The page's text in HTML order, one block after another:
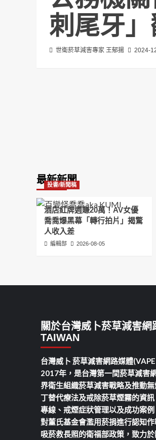
刺尾牙
世衛菸草減害專家 王郁揚 2024-
最新新聞
投書/新聞稿
酒店紅牌週賺20萬！AV女優
喬喬爆黑幕「轉行拍片」揭驚
人收入差
編輯部 2026-08-05
關於台灣威卜菸草減害網
TAIWAN
台灣威卜 菸草減害網路媒體
2017年，是台灣第一間菸草減害
界衛生組織菸草減害戰略及推動
丁替代療法及戒除菸草煙霧的資
專線、戒煙症狀管理以及成功案
對董氏基金會濫用菸捐進行認知
吸菸救長照的衛福部政策，致力